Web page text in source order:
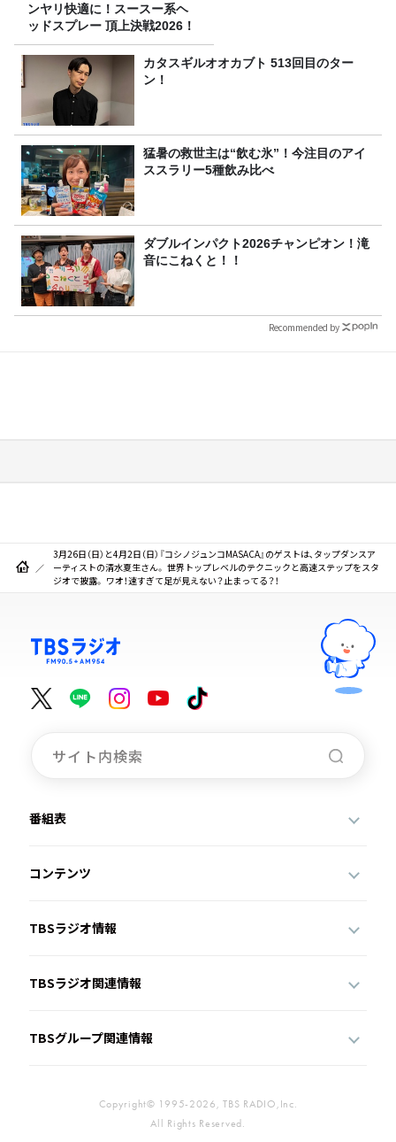
ンヤリ快適に！スースー系ヘ
ッドスプレー 頂上決戦2026！
カタスギルオオカブト 513回目のター
ン！
猛暑の救世主は“飲む氷”！今注目のアイ
ススラリー5種飲み比べ
ダブルインパクト2026チャンピオン！滝
音にこねくと！！
Recommended by
3月26日（日）と4月2日（日）『コシノジュンコMASACA』のゲストは､タップダンスア
ーティストの清水夏生さん。 世界トップレベルのテクニックと高速ステップをスタ
ジオで披露。 ワオ！速すぎて足が見えない？止まってる？！
番組表
コンテンツ
TBSラジオ情報
TBSラジオ関連情報
TBSグループ関連情報
Copyright© 1995-2026, TBS RADIO,Inc.
All Rights Reserved.